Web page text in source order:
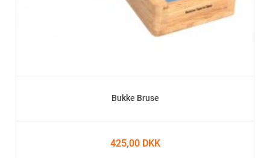
Bukke Bruse
425,00 DKK